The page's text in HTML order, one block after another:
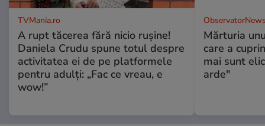
TVMania.ro
A rupt tăcerea fără nicio rușine!
Daniela Crudu spune totul despre
activitatea ei de pe platformele
pentru adulți: „Fac ce vreau, e
wow!”
Mărturia
care a
mai sunt
arde"